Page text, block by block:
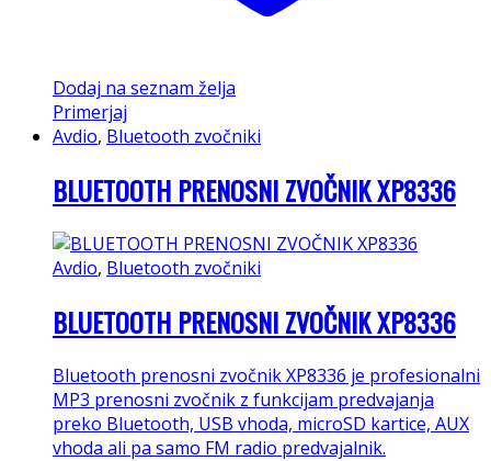
Dodaj na seznam želja
Primerjaj
Avdio, Bluetooth zvočniki
BLUETOOTH PRENOSNI ZVOČNIK XP8336
Avdio, Bluetooth zvočniki
BLUETOOTH PRENOSNI ZVOČNIK XP8336
Bluetooth prenosni zvočnik XP8336 je profesionalni
MP3 prenosni zvočnik z funkcijam predvajanja
preko Bluetooth, USB vhoda, microSD kartice, AUX
vhoda ali pa samo FM radio predvajalnik.